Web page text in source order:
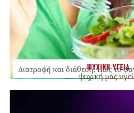
ΨΥΧΙΚΗ ΥΓΕΙΑ
Διατροφή και διάθεση: Πώς το
ψυχική μας